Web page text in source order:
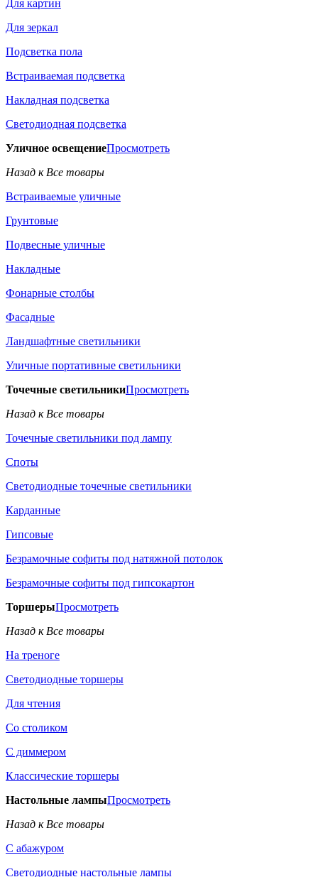
Для картин
Для зеркал
Подсветка пола
Встраиваемая подсветка
Накладная подсветка
Светодиодная подсветка
Уличное освещениеПросмотреть
Назад к Все товары
Встраиваемые уличные
Грунтовые
Подвесные уличные
Накладные
Фонарные столбы
Фасадные
Ландшафтные светильники
Уличные портативные светильники
Точечные светильникиПросмотреть
Назад к Все товары
Точечные светильники под лампу
Споты
Светодиодные точечные светильники
Карданные
Гипсовые
Безрамочные софиты под натяжной потолок
Безрамочные софиты под гипсокартон
ТоршерыПросмотреть
Назад к Все товары
На треноге
Светодиодные торшеры
Для чтения
Со столиком
С диммером
Классические торшеры
Настольные лампыПросмотреть
Назад к Все товары
С абажуром
Светодиодные настольные лампы